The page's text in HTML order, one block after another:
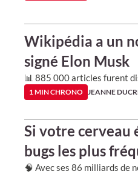
Wikipédia a un
signé Elon Musk
📊 885 000 articles furent
1 MIN CHRONO JEANNE
Si votre cerveau
bugs les plus
🧠 Avec ses 86 milliards de